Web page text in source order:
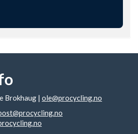
Brokhaug | ole@procycling.no